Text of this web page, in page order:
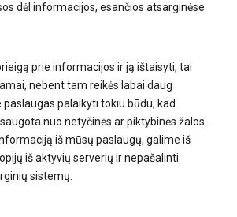
dėl informacijos, esančios atsarginėse
prie informacijos ir ją ištaisyti, tai
nebent tam reikės labai daug
palaikyti tokiu būdu, kad
nuo netyčinės ar piktybinės žalos.
iš mūsų paslaugų, galime iš
iš aktyvių serverių ir nepašalinti
sistemų.